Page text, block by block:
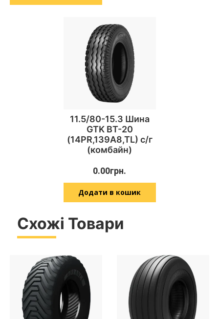
11.5/80-15.3 Шина
GTK BT-20
(14PR,139A8,TL) с/г
(комбайн)
0.00грн.
Додати в кошик
Схожі Товари